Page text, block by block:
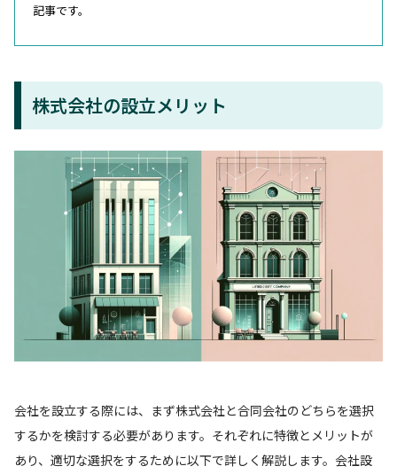
記事です。
株式会社の設立メリット
会社を設立する際には、まず株式会社と合同会社のどちらを選択
するかを検討する必要があります。それぞれに特徴とメリットが
あり、適切な選択をするために以下で詳しく解説します。会社設